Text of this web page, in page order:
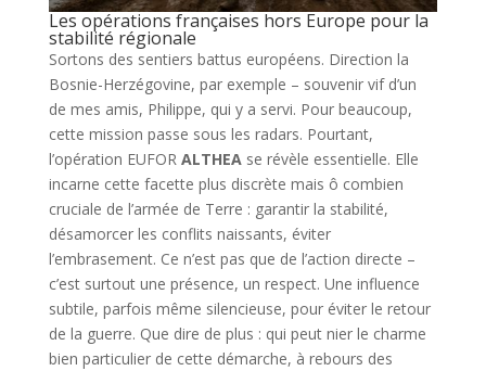
Les opérations françaises hors Europe pour la
stabilité régionale
Sortons des sentiers battus européens. Direction la
Bosnie-Herzégovine, par exemple – souvenir vif d’un
de mes amis, Philippe, qui y a servi. Pour beaucoup,
cette mission passe sous les radars. Pourtant,
l’opération EUFOR ALTHEAse révèle essentielle. Elle
incarne cette facette plus discrète mais ô combien
cruciale de l’armée de Terre : garantir la stabilité,
désamorcer les conflits naissants, éviter
l’embrasement. Ce n’est pas que de l’action directe –
c’est surtout une présence, un respect. Une influence
subtile, parfois même silencieuse, pour éviter le retour
de la guerre. Que dire de plus : qui peut nier le charme
bien particulier de cette démarche, à rebours des